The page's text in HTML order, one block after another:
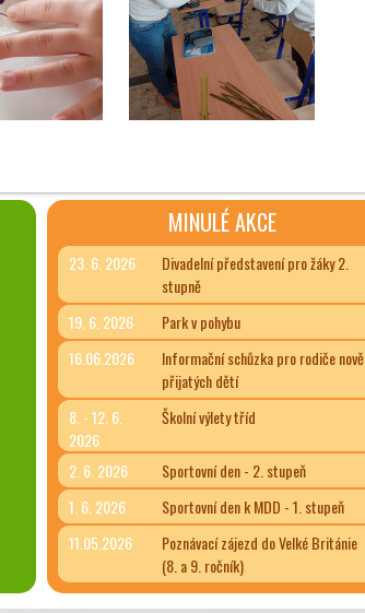
MINULÉ AKCE
23. 6. 2026
Divadelní představení pro žáky 2.
stupně
19. 6. 2026
Park v pohybu
16.06.2026
Informační schůzka pro rodiče nově
přijatých dětí
8. - 12. 6.
2026
Školní výlety tříd
2. 6. 2026
Sportovní den - 2. stupeň
1. 6. 2026
Sportovní den k MDD - 1. stupeň
11.05.2026
Poznávací zájezd do Velké Británie
(8. a 9. ročník)